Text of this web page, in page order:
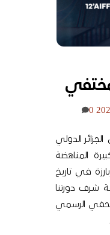
مختفي
0
الجزائر الدولي
المناهضة
بارزة في تاريخ
شرف دورتنا
الرسمي